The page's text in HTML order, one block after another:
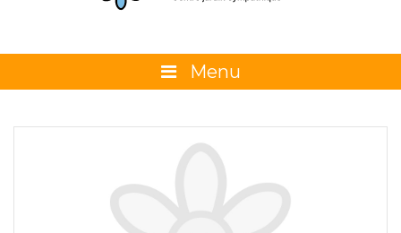
Menu
La boutique
Promotions et évènements